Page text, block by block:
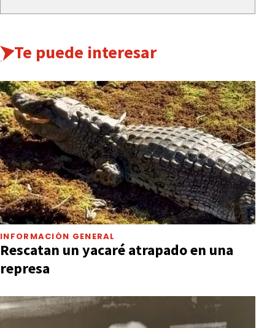
Te puede interesar
INFORMACIÓN GENERAL
Rescatan un yacaré atrapado en una
represa